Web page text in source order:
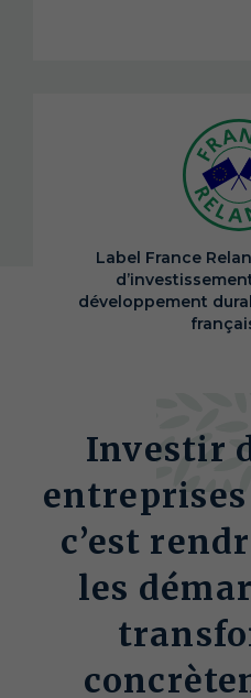
Label France
développement
Investir
entreprises
c’est
les